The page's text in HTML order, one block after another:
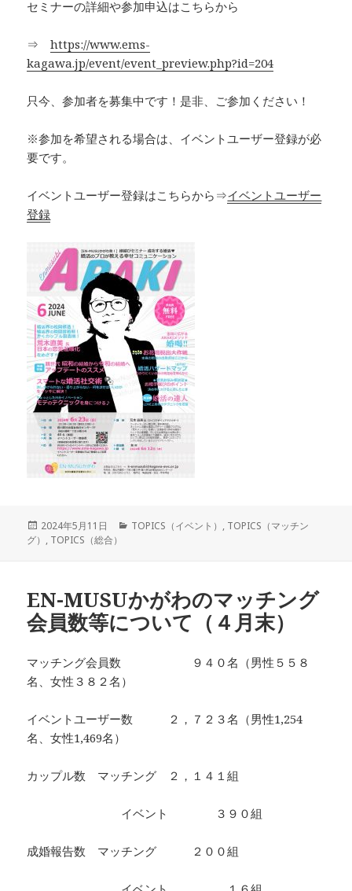
セミナーの詳細や参加申込はこちらから
⇒https://www.ems-
kagawa.jp/event/event_preview.php?id=204
只今、参加者を募集中です！是非、ご参加ください！
※参加を希望される場合は、イベントユーザー登録が必
要です。
イベントユーザー登録はこちらから⇒イベントユーザー
登録
投
2024年5月11日
カ
TOPICS（イベント） , TOPICS（マッチン
グ） , TOPICS（総合）
EN-MUSUかがわのマッチング
会員数等について（４月末）
マッチング会員数 ９４０名（男性５５８
名、女性３８２名）
イベントユーザー数 ２，７２３名（男性1,254
名、女性1,469名）
カップル数 マッチング ２，１４１組
イベント ３９０組
成婚報告数 マッチング ２００組